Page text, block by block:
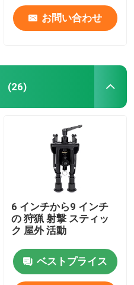
お問い合わせ
(26)
6 インチから9 インチ
の 狩猟 射撃 スティッ
ク 屋外 活動
ベストプライス